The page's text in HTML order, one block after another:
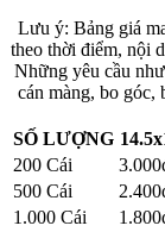
Lưu ý: Bảng giá
theo thời điểm, nội
Những yêu cầu
cán màng, bo góc,
SỐ LƯỢNG
200 Cái
500 Cái
1.000 Cái